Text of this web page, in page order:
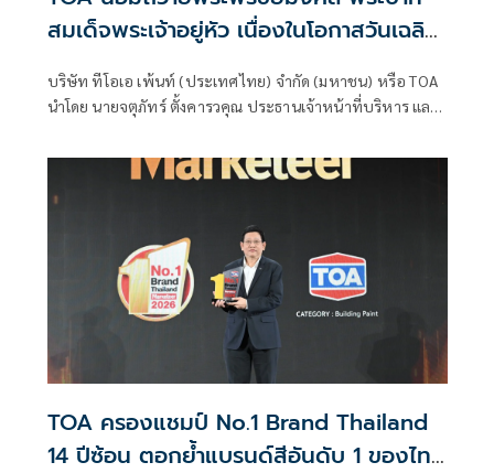
สมเด็จพระเจ้าอยู่หัว เนื่องในโอกาสวันเฉลิม
บริษัท ทีโอเอ เพ้นท์ (ประเทศไทย) จำกัด (มหาชน) หรือ TOA
นำโดย นายจตุภัทร์ ตั้งคารวคุณ ประธานเจ้าหน้าที่บริหาร และ
เจริญพระพุทธมนต์ และทำบุญตักบาตรพระสงฆ์ จำนวน 175
รูป เพื่อถวายพระราชกุศล เนื่องในโอกาสวันเฉลิม
พระชนมพรรษา 74 พรรษา พระบาทสมเด็จพระปรเมนทร
มหาวชิราลงกรณ พระวชิรเกล้าเจ้าอยู่หัว 28 กรกฎาคม 2569
โดยมี นายอนุทิน ชาญวีรกูล นายกรัฐมนตรี และรัฐมนตรีว่าการ
กระทรวงมหาดไทย เป็นประธานในพิธี ณ บริเวณท้องสนาม
TOA ครองแชมป์ No.1 Brand Thailand
14 ปีซ้อน ตอกย้ำแบรนด์สีอันดับ 1 ของไทย